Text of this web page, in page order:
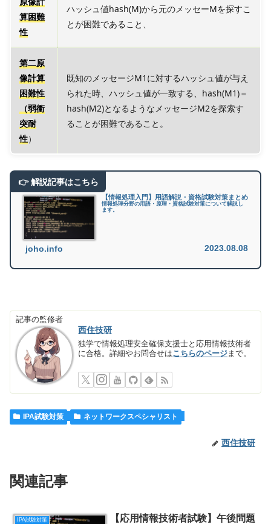
算困難
性
ハッシュ値hash(M)から元のメッセーMを探すこ
とが困難であること、
第二原
像計算
困難性
（弱衝
突耐
性）
既知のメッセージM1に対するハッシュ値が与え
られた時、ハッシュ値が一致する、hash(M1)＝
hash(M2)となるようなメッセージM2を探索す
ることが困難であること。
【情報処理入門】用語解説・資格試験対策まとめ
情報処理分野の用語・原理・資格試験対策について解説し
ます。
joho.info 2023.08.08
記事の監修者
西住技研
独学で情報処理安全確保支援士と応用情報技術者
に合格。詳細やお問合せはこちらのページ まで。
IPA試験対策 ネットワークスペシャリスト
西住技研
関連記事
IPA試験対策
【応用情報技術者試験】午後問題